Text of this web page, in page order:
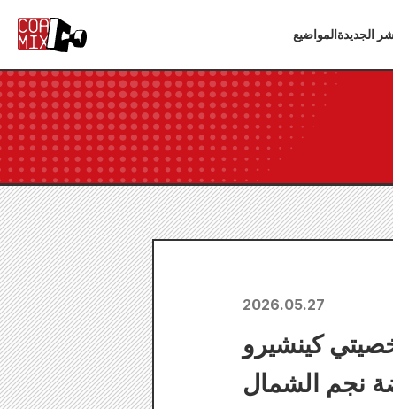
المواضيعالجديدة
2026.05.27
كينشيرو